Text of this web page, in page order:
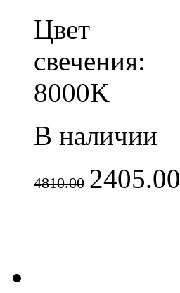
Цвет
свечения:
8000K
В наличии
4810.00 2405.00